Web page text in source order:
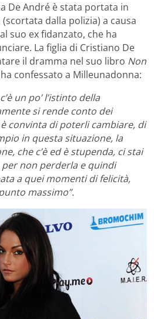
De André è stata portata in
dalla polizia) a causa
suo ex fidanzato, che ha
La figlia di Cristiano De
il dramma nel suo libro Non
confessato a Milleunadonna:
un po’ l’istinto della
si rende conto dei
convinta di poterli cambiare, di
in questa situazione, la
che c’è ed è stupenda, ci stai
non perderla e quindi
a quei momenti di felicità,
massimo”.